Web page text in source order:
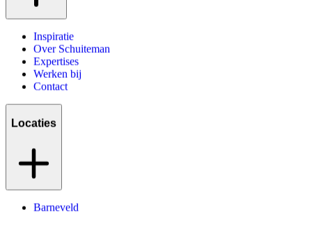
Inspiratie
Over Schuiteman
Expertises
Werken bij
Contact
Locaties
Barneveld